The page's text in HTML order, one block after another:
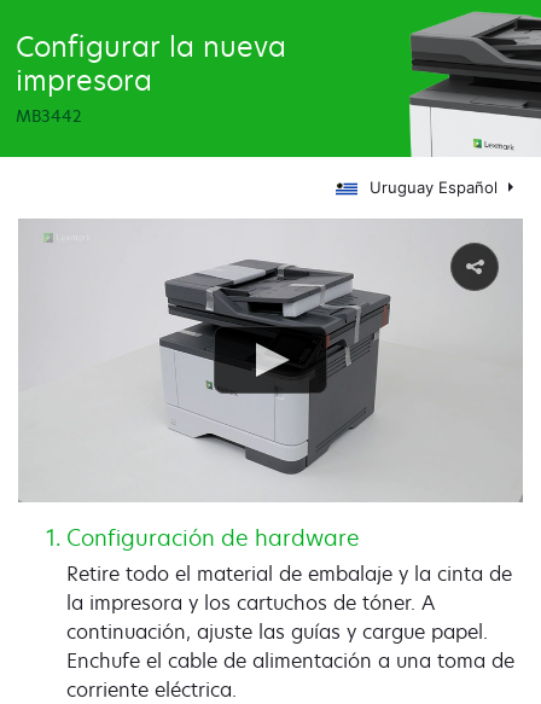
Configurar la nueva
impresora
MB3442
Uruguay Español
Configuración de hardware
Retire todo el material de embalaje y la cinta de
la impresora y los cartuchos de tóner. A
continuación, ajuste las guías y cargue papel.
Enchufe el cable de alimentación a una toma de
corriente eléctrica.